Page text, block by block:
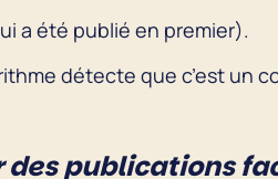
a été publié en premier).
détecte que c’est un
des publications